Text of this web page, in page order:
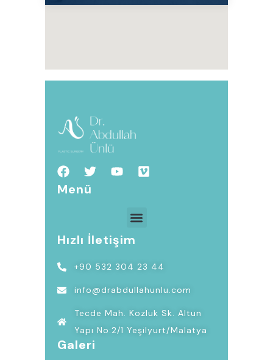
Menü
Hızlı İletişim
+90 532 304 23 44
info@drabdullahunlu.com
Tecde Mah. Kozluk Sk. Altun
Yapı No:2/1 Yeşilyurt/Malatya
Galeri